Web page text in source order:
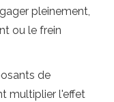
pleinement,
ou le frein
de
multiplier l'effet